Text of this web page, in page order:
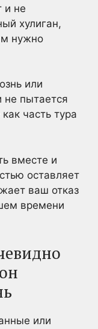
и не
хулиган,
нужно
или
не пытается
часть тура
вместе и
оставляет
ваш отказ
времени
или